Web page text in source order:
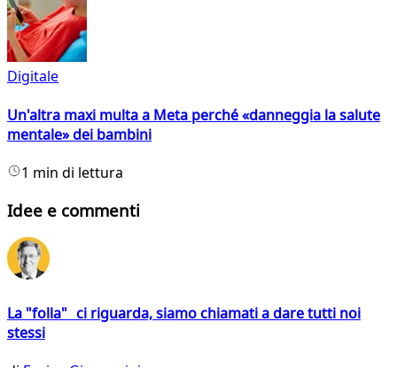
Digitale
Un'altra maxi multa a Meta perché «danneggia la salute
mentale» dei bambini
1 min di lettura
Idee e commenti
La "folla" ci riguarda, siamo chiamati a dare tutti noi
stessi